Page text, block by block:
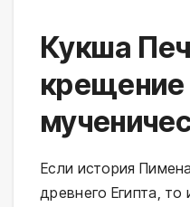
Кукша
крещение
Если история
древнего Египта, то